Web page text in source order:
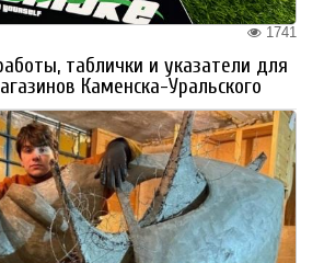
1741
таблички и указатели для
Каменска-Уральского